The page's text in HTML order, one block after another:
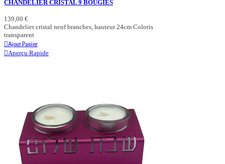
CHANDELIER CRISTAL 9 BOUGIES
139,00 €
Chandelier cristal neuf branches, hauteur 24cm Coloris
transparent
Ajout Panier
Aperçu Rapide